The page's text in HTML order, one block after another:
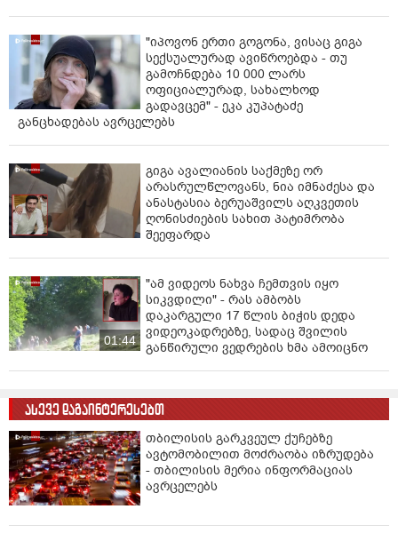
ასეთი უსამართლო და სასტიკია "ქართული ოცნების"
პოლიტიკა. "ქართული ოცნება" და ყველა ამ რეჟიმის
მომხრე დამნაშავეა დღევანდელ ინციდენტში. მოვა
დრო და ყველა პასუხს აგებთ! დამხობა რეჟიმს!" -
ნათქვამია განცხადებაში.
"იპოვონ ერთი გოგონა, ვისაც გიგა
სექსუალურად ავიწროებდა - თუ
გამოჩნდება 10 000 ლარს
ოფიციალურად, სახალხოდ
გადავცემ" - ეკა კუპატაძე
განცხადებას ავრცელებს
გიგა ავალიანის საქმეზე ორ
არასრულწლოვანს, ნია იმნაძესა და
ანასტასია ბერუაშვილს აღკვეთის
ღონისძიების სახით პატიმრობა
შეეფარდა
01:44
"ამ ვიდეოს ნახვა ჩემთვის იყო
სიკვდილი" - რას ამბობს
დაკარგული 17 წლის ბიჭის დედა
ვიდეოკადრებზე, სადაც შვილის
განწირული ვედრების ხმა ამოიცნო
ასევე დაგაინტერესებთ
თბილისის გარკვეულ ქუჩებზე
ავტომობილით მოძრაობა იზრუდება
- თბილისის მერია ინფორმაციას
ავრცელებს